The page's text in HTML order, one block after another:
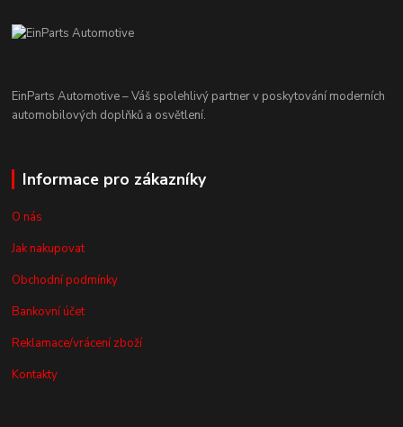
EinParts Automotive – Váš spolehlivý partner v poskytování moderních
automobilových doplňků a osvětlení.
Informace pro zákazníky
O nás
Jak nakupovat
Obchodní podmínky
Bankovní účet
Reklamace/vrácení zboží
Kontakty